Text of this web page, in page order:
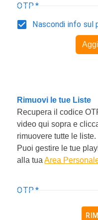
OTP *
Nascondi info sul
Rimuovi le tue Liste
Recupera il codice
video qui sopra e
rimuovere tutte le liste.
Puoi gestire le tue
alla tuaArea
OTP *